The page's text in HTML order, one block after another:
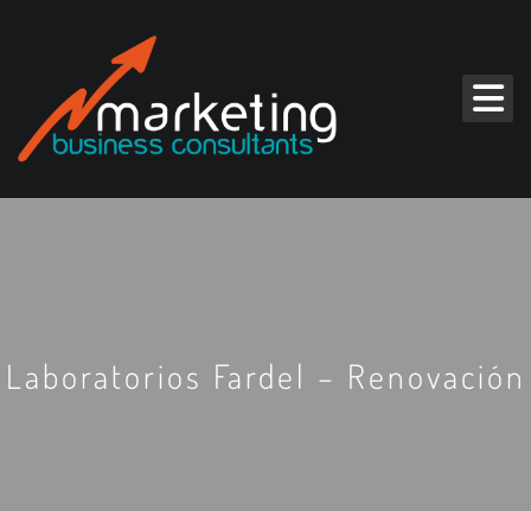
Laboratorios Fardel – Renovación